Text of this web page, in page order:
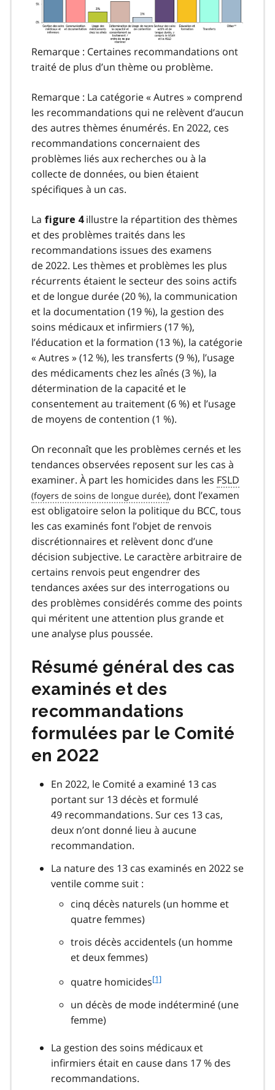
Remarque : Certaines recommandations ont
traité de plus d’un thème ou problème.
Remarque : La catégorie « Autres » comprend
les recommandations qui ne relèvent d’aucun
des autres thèmes énumérés. En 2022, ces
recommandations concernaient des
problèmes liés aux recherches ou à la
collecte de données, ou bien étaient
spécifiques à un cas.
La figure 4illustre la répartition des thèmes
et des problèmes traités dans les
recommandations issues des examens
de 2022. Les thèmes et problèmes les plus
récurrents étaient le secteur des soins actifs
et de longue durée (20 %), la communication
et la documentation (19 %), la gestion des
soins médicaux et infirmiers (17 %),
l’éducation et la formation (13 %), la catégorie
« Autres » (12 %), les transferts (9 %), l’usage
des médicaments chez les aînés (3 %), la
détermination de la capacité et le
consentement au traitement (6 %) et l’usage
de moyens de contention (1 %).
On reconnaît que les problèmes cernés et les
tendances observées reposent sur les cas à
examiner. À part les homicides dans les FSLD
, dont l’examen
est obligatoire selon la politique du BCC, tous
les cas examinés font l’objet de renvois
discrétionnaires et relèvent donc d’une
décision subjective. Le caractère arbitraire de
certains renvois peut engendrer des
tendances axées sur des interrogations ou
des problèmes considérés comme des points
qui méritent une attention plus grande et
une analyse plus poussée.
Résumé général des cas
examinés et des
recommandations
formulées par le Comité
en 2022
En 2022, le Comité a examiné 13 cas
portant sur 13 décès et formulé
49 recommandations. Sur ces 13 cas,
deux n’ont donné lieu à aucune
recommandation.
La nature des 13 cas examinés en 2022 se
ventile comme suit :
cinq décès naturels (un homme et
quatre femmes)
trois décès accidentels (un homme
et deux femmes)
quatre homicidesf
o
e
[1]
un décès de mode indéterminé (une
femme)
La gestion des soins médicaux et
infirmiers était en cause dans 17 % des
recommandations.